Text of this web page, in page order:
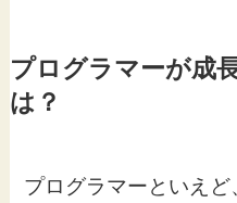
プログラマーが成
は？
プログラマーといえど